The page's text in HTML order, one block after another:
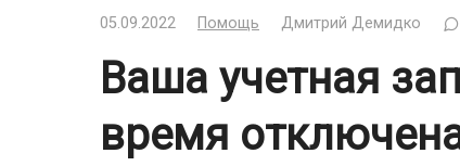
05.09.2022 Помощь Дмитрий Демидко
Ваша учетная
время